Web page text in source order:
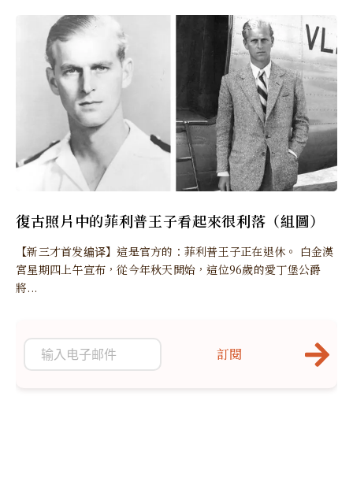
復古照片中的菲利普王子看起來很利落（組圖）
【新三才首发编译】這是官方的：菲利普王子正在退休。 白金漢
宮星期四上午宣布，從今年秋天開始，這位96歲的愛丁堡公爵
將...
訂閱